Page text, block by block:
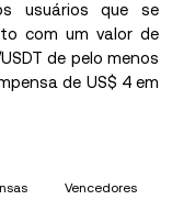
usuários que se
com um valor de
de pelo menos
de US$ 4 em
Vencedores